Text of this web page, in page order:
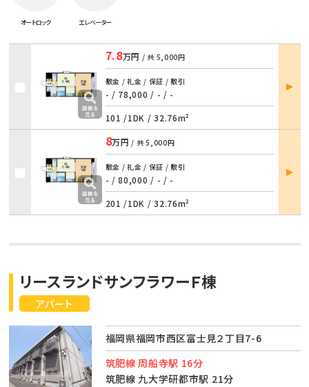
オートロック エレベーター
7.8万円 / 共 5,000円
敷金 / 礼金 / 保証 / 敷引
- / 78,000 / - / -
101 /1DK /32.76m²
部屋
詳細
8万円 / 共5,000円
敷金 / 礼金 / 保証 / 敷引
- / 80,000 / - / -
201 /1DK /32.76m²
部屋
詳細
アパート
リースランドサンフラワーＦ棟
福岡県福岡市西区富士見２丁目7-6
筑肥線 周船寺駅 16分
筑肥線 九大学研都市駅 21分